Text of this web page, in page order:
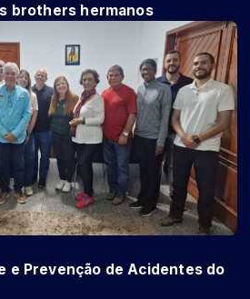
brothers hermanos
e Prevenção de Acidentes do